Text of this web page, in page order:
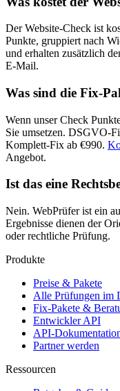
Der Website-Check ist
Punkte, gruppiert nach
und erhalten zusätzlich
E-Mail.
Was sind die Fix-
Wenn unser Check
Sie umsetzen. DSGVO-
Komplett-Fix ab €990.
Angebot.
Ist das eine
Nein. WebPrüfer ist ein
Ergebnisse dienen der
oder rechtliche Prüfung.
Produkte
Preise & Pakete
Alle Prüfungen im
Fix-Pakete &
Entwickler API
API-
Partner werden
Ressourcen